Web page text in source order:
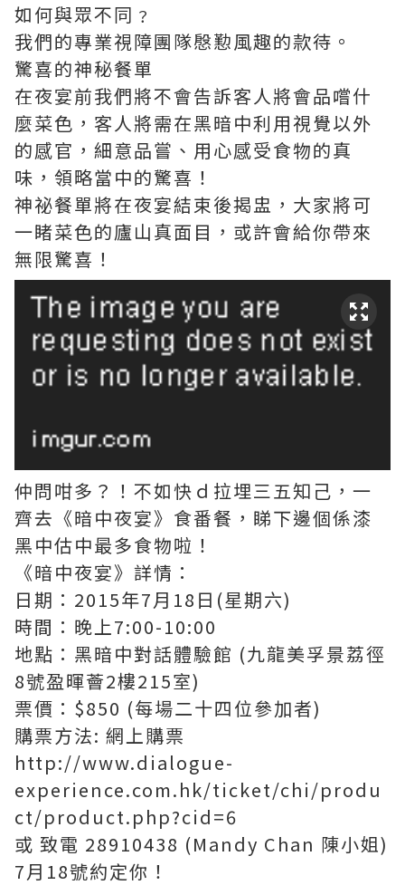
如何與眾不同﹖
我們的專業視障團隊慇懃風趣的款待。
驚喜的神秘餐單
在夜宴前我們將不會告訴客人將會品嚐什
麼菜色，客人將需在黑暗中利用視覺以外
的感官，細意品嘗、用心感受食物的真
味，領略當中的驚喜！
神祕餐單將在夜宴結束後揭盅，大家將可
一睹菜色的廬山真面目，或許會給你帶來
無限驚喜！
仲問咁多？！不如快ｄ拉埋三五知己，一
齊去《暗中夜宴》食番餐，睇下邊個係漆
黑中估中最多食物啦！
《暗中夜宴》詳情：
日期：2015年7月18日(星期六)
時間：晚上7:00-10:00
地點：黑暗中對話體驗館 (九龍美孚景荔徑
8號盈暉薈2樓215室)
票價：$850 (每場二十四位參加者)
購票方法: 網上購票
http://www.dialogue-
experience.com.hk/ticket/chi/produ
ct/product.php?cid=6
或 致電 28910438 (Mandy Chan 陳小姐)
7月18號約定你！